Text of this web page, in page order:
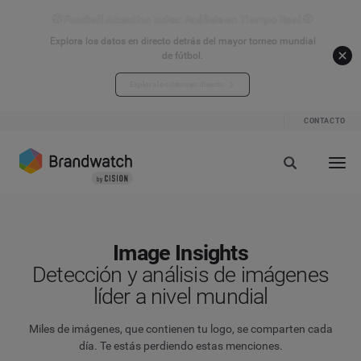
Explora los datos en directo detrás del mayor torneo mundial
de fútbol.
CONTACTO
Image Insights
Detección y análisis de imágenes
líder a nivel mundial
Miles de imágenes, que contienen tu logo, se comparten cada
día. Te estás perdiendo estas menciones.